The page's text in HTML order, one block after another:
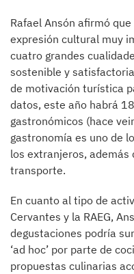
Rafael Ansón afirmó
expresión cultural muy
cuatro grandes
sostenible y
de motivación turística
datos, este año habrá
gastronómicos (hace
gastronomía es uno de
los extranjeros,
transporte.
En cuanto al tipo de
Cervantes y la RAEG,
degustaciones podría
‘ad hoc’ por parte de
propuestas culinarias